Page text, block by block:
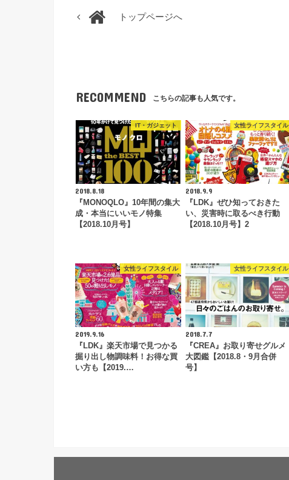
トップページへ
RECOMMEND こちらの記事も人気です。
IT・ガジェット
2018.8.18
『MONOQLO』10年間の集大
成・本当にいいモノ特集
【2018.10月号】
女性ライフスタイル
2018.9.9
『LDK』ぜひ知っておきた
い、災害時に取るべき行動
【2018.10月号】2
女性ライフスタイル
2019.9.16
『LDK』楽天市場で見つかる
掘り出し物調味料！お得な買
い方も【2019.…
女性ライフスタイル
2018.7.7
『CREA』お取り寄せグルメ
大図鑑【2018.8・9月合併
号】